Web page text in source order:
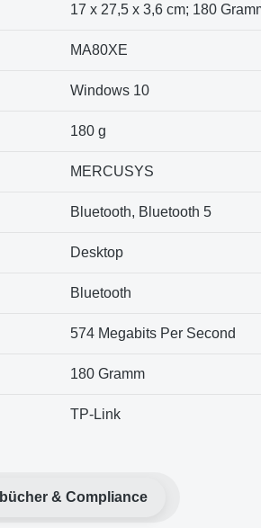
‎17 x 27,5 x 3,6 cm; 180
‎MA80XE
‎Windows 10
‎180 g
MERCUSYS
Bluetooth, Bluetooth 5
Desktop
Bluetooth
574 Megabits Per Second
180 Gramm
TP-Link
& Compliance